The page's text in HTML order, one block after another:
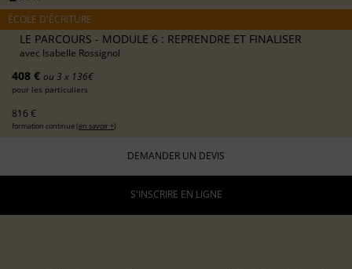
ÉCOLE D'ÉCRITURE
LE PARCOURS - MODULE 6 : REPRENDRE ET FINALISER
avec Isabelle Rossignol
408 € ou 3 x 136€
pour les particuliers
816 €
formation continue (en savoir +)
DEMANDER UN DEVIS
S'INSCRIRE EN LIGNE